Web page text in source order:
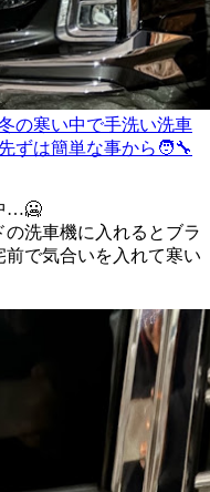
の寒い中で手洗い洗車
ずは簡単な事から🧑‍🔧
…🥶
洗車機に入れるとブラ
で気合いを入れて寒い